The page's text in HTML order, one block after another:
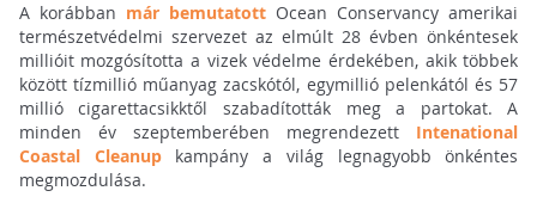
A korábban már bemutatott Ocean Conservancy amerikai
természetvédelmi szervezet az elmúlt 28 évben önkéntesek
millióit mozgósította a vizek védelme érdekében, akik többek
között tízmillió műanyag zacskótól, egymillió pelenkától és 57
millió cigarettacsikktől szabadították meg a partokat. A
minden év szeptemberében megrendezett Intenational
Coastal Cleanupkampány a világ legnagyobb önkéntes
megmozdulása.